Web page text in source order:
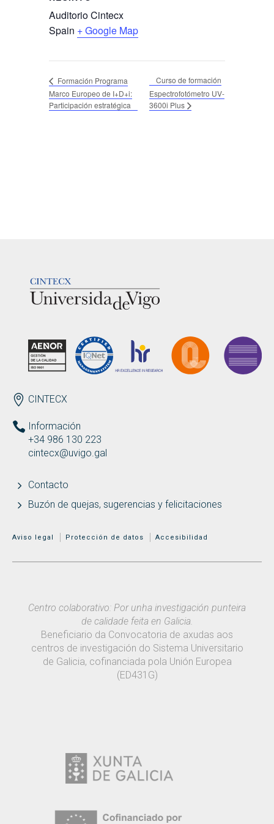
Auditorio Cintecx
Spain + Google Map
Formación Programa
Marco Europeo de I+D+i:
Participación estratégica
Curso de formación
Espectrofotómetro UV-
3600i Plus
ENDEREZO ES
CINTECX
Información
+34 986 130 223
cintecx@uvigo.gal
Contacto
Buzón de quejas, sugerencias y felicitaciones
MENÚ ADICIONAL
Aviso legal Protección de datos Accesibilidad
Centro colaborativo: Por unha investigación punteira
de calidade feita en Galicia.
Beneficiario da Convocatoria de axudas aos
centros de investigación do Sistema Universitario
de Galicia, cofinanciada pola Unión Europea
(ED431G)